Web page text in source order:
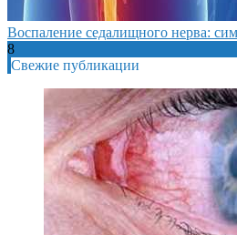
Воспаление седалищного нерва:
8
Свежие публикации